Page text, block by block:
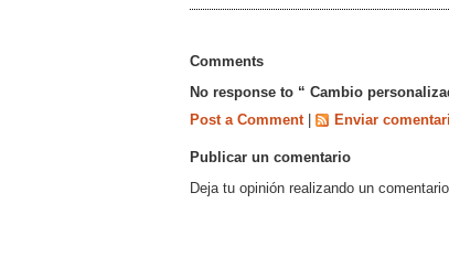
Comments
No response to “ Cambio
Post a Comment
Enviar
Publicar un comentario
Deja tu opinión realizando un